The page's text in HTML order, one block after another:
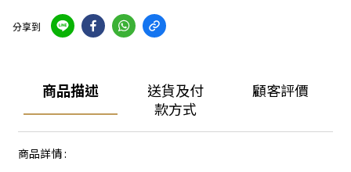
分享到
商品描述
送貨及付
款方式
顧客評價
商品詳情 :